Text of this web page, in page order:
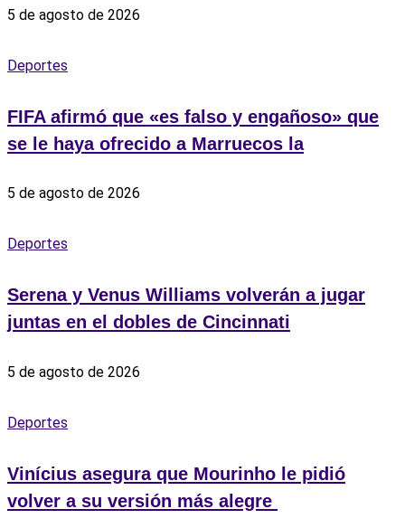
5 de agosto de 2026
Deportes
FIFA afirmó que «es falso y engañoso» que
se le haya ofrecido a Marruecos la
5 de agosto de 2026
Deportes
Serena y Venus Williams volverán a jugar
juntas en el dobles de Cincinnati
5 de agosto de 2026
Deportes
Vinícius asegura que Mourinho le pidió
volver a su versión más alegre ‎